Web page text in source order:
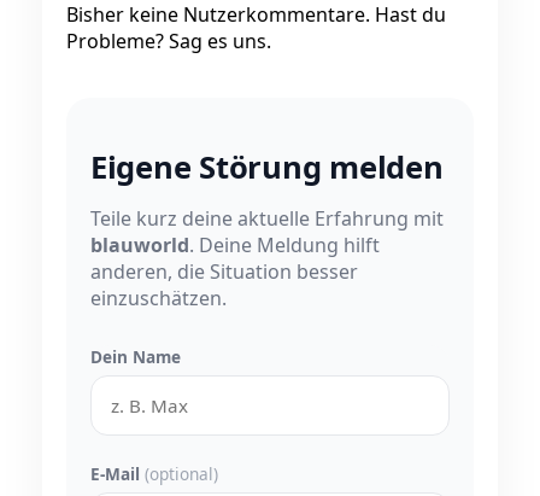
Bisher keine Nutzerkommentare. Hast du
Probleme? Sag es uns.
Eigene Störung melden
Teile kurz deine aktuelle Erfahrung mit
blauworld. Deine Meldung hilft
anderen, die Situation besser
einzuschätzen.
Dein Name
E-Mail (optional)